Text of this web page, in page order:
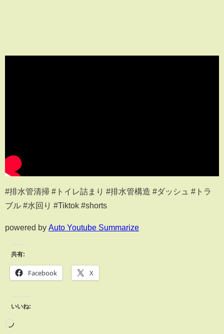
#排水管清掃 #トイレ詰まり #排水管構造 #ダッシュ #トラ
ブル #水回り #Tiktok #shorts
powered by Auto Youtube Summarize
共有:
Facebook X
いいね: